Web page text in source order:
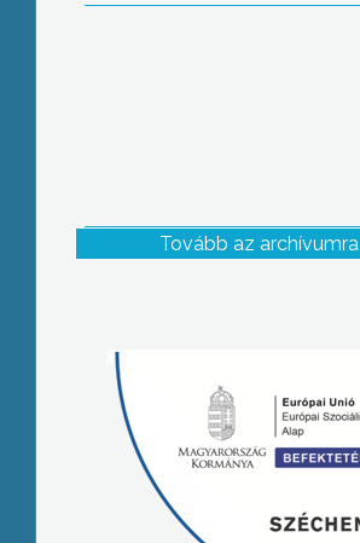
Tovább az archívumra